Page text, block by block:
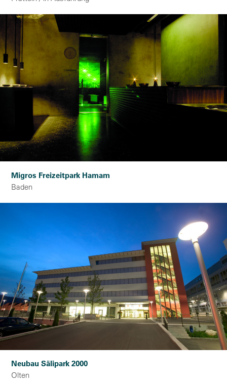
Migros Freizeitpark Hamam
Baden
Neubau Sälipark 2000
Olten